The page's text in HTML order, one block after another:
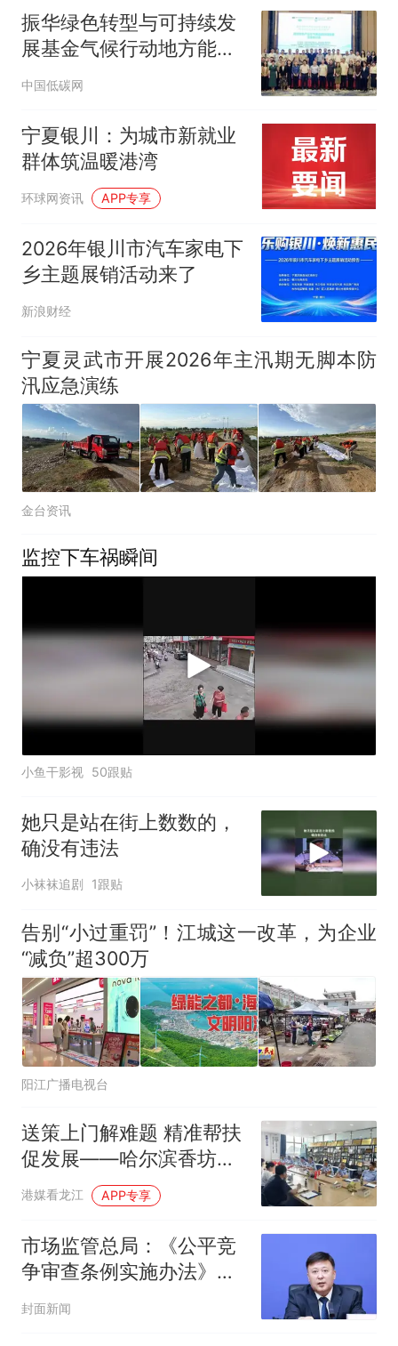
振华绿色转型与可持续发
展基金气候行动地方能力
建设项目活动（西北）在
银川举办
中国低碳网
宁夏银川：为城市新就业
群体筑温暖港湾
环球网资讯 APP专享
2026年银川市汽车家电下
乡主题展销活动来了
新浪财经
宁夏灵武市开展2026年主汛期无脚本防
汛应急演练
金台资讯
监控下车祸瞬间
小鱼干影视 50跟贴
她只是站在街上数数的，
确没有违法
小袜袜追剧 1跟贴
告别“小过重罚”！江城这一改革，为企业
“减负”超300万
阳江广播电视台
送策上门解难题 精准帮扶
促发展——哈尔滨香坊区
市场监管局深入企业开展
全链条合规助企服务
港媒看龙江 APP专享
市场监管总局：《公平竞
争审查条例实施办法》近
期将出台
封面新闻